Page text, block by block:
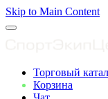
Skip to Main Content
Торговый
Корзина